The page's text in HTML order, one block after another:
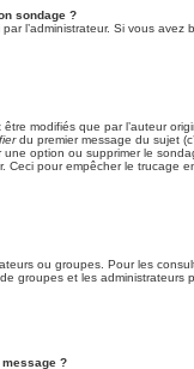
sondage ?
l’administrateur. Si vous avez
modifiés que par l’auteur
du premier message du sujet
option ou supprimer le
Ceci pour empêcher le trucage
ou groupes. Pour les
groupes et les
?